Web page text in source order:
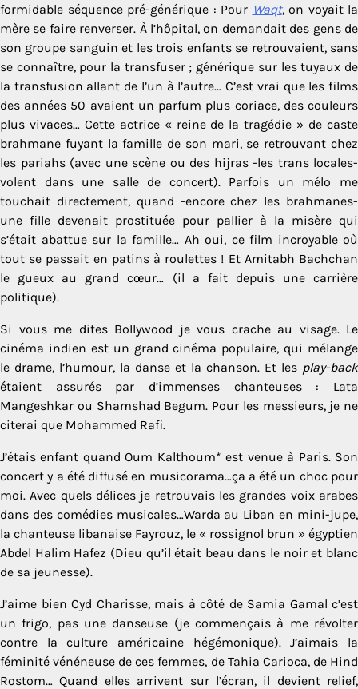
formidable séquence pré-générique : Pour Waqt, on voyait la
mère se faire renverser. À l’hôpital, on demandait des gens de
son groupe sanguin et les trois enfants se retrouvaient, sans
se connaître, pour la transfuser ; générique sur les tuyaux de
la transfusion allant de l’un à l’autre… C’est vrai que les films
des années 50 avaient un parfum plus coriace, des couleurs
plus vivaces… Cette actrice « reine de la tragédie » de caste
brahmane fuyant la famille de son mari, se retrouvant chez
les pariahs (avec une scène ou des hijras -les trans locales-
volent dans une salle de concert). Parfois un mélo me
touchait directement, quand -encore chez les brahmanes-
une fille devenait prostituée pour pallier à la misère qui
s’était abattue sur la famille… Ah oui, ce film incroyable où
tout se passait en patins à roulettes ! Et Amitabh Bachchan
le gueux au grand cœur… (il a fait depuis une carrière
politique).
Si vous me dites Bollywood je vous crache au visage. Le
cinéma indien est un grand cinéma populaire, qui mélange
le drame, l’humour, la danse et la chanson. Et les play-back
étaient assurés par d’immenses chanteuses : Lata
Mangeshkar ou Shamshad Begum. Pour les messieurs, je ne
citerai que Mohammed Rafi.
J’étais enfant quand Oum Kalthoum* est venue à Paris. Son
concert y a été diffusé en musicorama…ça a été un choc pour
moi. Avec quels délices je retrouvais les grandes voix arabes
dans des comédies musicales…Warda au Liban en mini-jupe,
la chanteuse libanaise Fayrouz, le « rossignol brun » égyptien
Abdel Halim Hafez (Dieu qu’il était beau dans le noir et blanc
de sa jeunesse).
J’aime bien Cyd Charisse, mais à côté de Samia Gamal c’est
un frigo, pas une danseuse (je commençais à me révolter
contre la culture américaine hégémonique). J’aimais la
féminité vénéneuse de ces femmes, de Tahia Carioca, de Hind
Rostom… Quand elles arrivent sur l’écran, il devient relief,